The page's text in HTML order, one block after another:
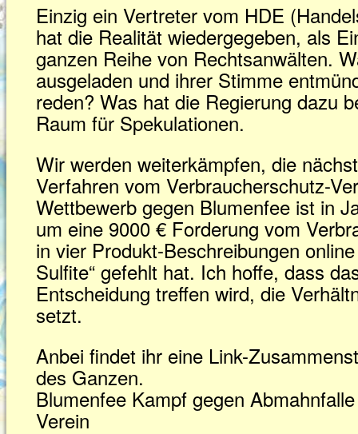
Einzig ein Vertreter vom HDE
hat die Realität wiedergegeben, als
ganzen Reihe von Rechtsanwälten.
ausgeladen und ihrer Stimme
reden? Was hat die Regierung dazu
Raum für Spekulationen.
Wir werden weiterkämpfen, die
Verfahren vom Verbraucherschutz-
Wettbewerb gegen Blumenfee ist in
um eine 9000 € Forderung vom
in vier Produkt-Beschreibungen
Sulfite“ gefehlt hat. Ich hoffe, dass
Entscheidung treffen wird, die
setzt.
Anbei findet ihr eine Link-
des Ganzen.
Blumenfee Kampf gegen
Verein